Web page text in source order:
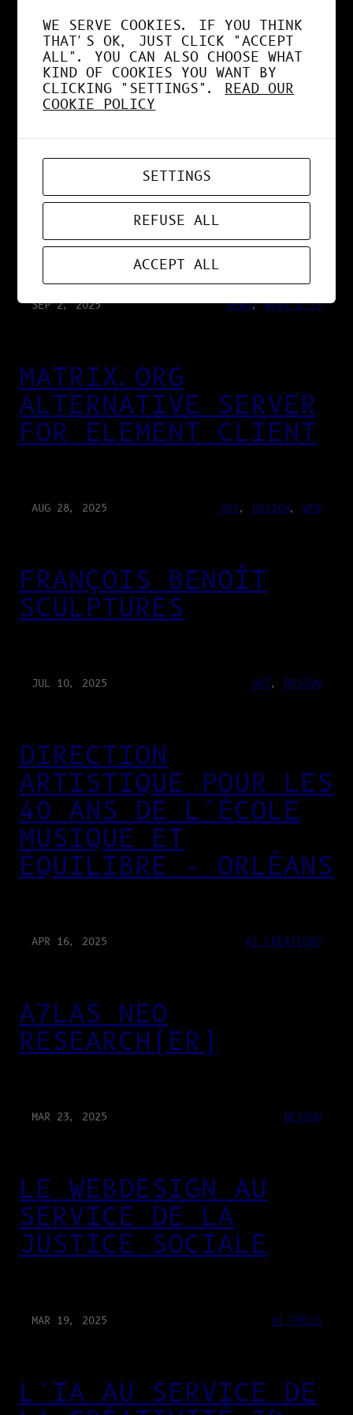
SEP 25, 2025 RESEARCH 2.13
IA VS HUMAIN : LA
VÉRITÉ SUR LA
CONSOMMATION
ÉNERGÉTIQUE
SEP 2, 2025 NEWS, WORK 2.13
MATRIX.ORG
ALTERNATIVE SERVER
FOR ELEMENT CLIENT
AUG 28, 2025 ART, DESIGN, WEB
FRANÇOIS BENOÎT
SCULPTURES
JUL 10, 2025 ART, DESIGN
DIRECTION
ARTISTIQUE POUR LES
40 ANS DE L’ÉCOLE
MUSIQUE ET
ÉQUILIBRE – ORLÉANS
APR 16, 2025 AI CREATIONS
A7LAS NEO
RESEARCH(ER)
MAR 23, 2025 DESIGN
LE WEBDESIGN AU
SERVICE DE LA
JUSTICE SOCIALE
MAR 19, 2025 AI TOOLS
L’IA AU SERVICE DE
WE SERVE COOKIES. IF YOU THINK
THAT'S OK, JUST CLICK "ACCEPT
ALL". YOU CAN ALSO CHOOSE WHAT
KIND OF COOKIES YOU WANT BY
CLICKING "SETTINGS". READ OUR
COOKIE POLICY
SETTINGS
REFUSE ALL
ACCEPT ALL